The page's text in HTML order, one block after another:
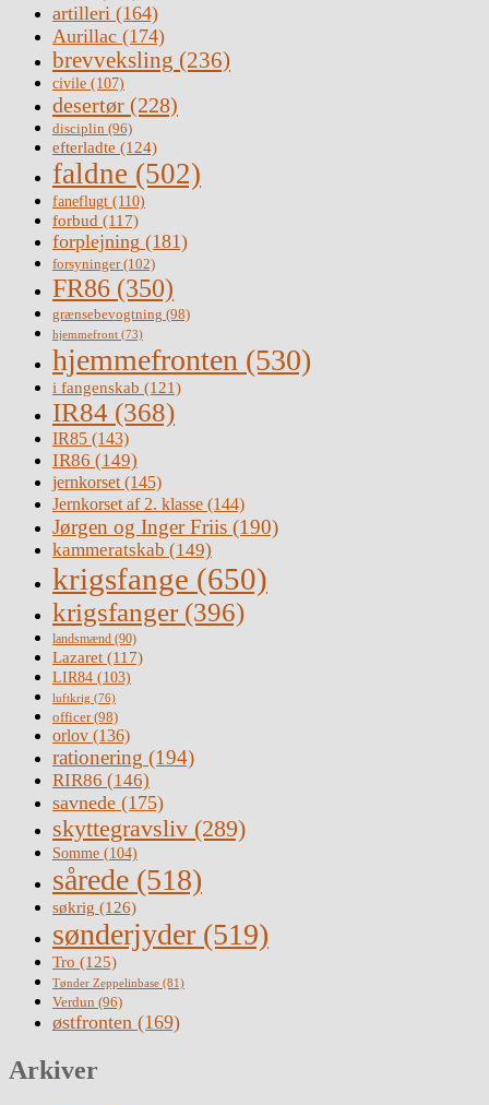
artilleri (164)
Aurillac (174)
brevveksling (236)
civile (107)
desertør (228)
disciplin (96)
efterladte (124)
faldne (502)
faneflugt (110)
forbud (117)
forplejning (181)
forsyninger(102)
FR86 (350)
grænsebevogtning (98)
hjemmefront (73)
hjemmefronten (530)
i fangenskab (121)
IR84 (368)
IR85 (143)
IR86 (149)
jernkorset(145)
Jernkorset af 2. klasse (144)
Jørgen og Inger Friis (190)
kammeratskab (149)
krigsfange (650)
krigsfanger (396)
landsmænd (90)
Lazaret (117)
LIR84 (103)
luftkrig (76)
officer(98)
orlov (136)
rationering (194)
RIR86 (146)
savnede (175)
skyttegravsliv (289)
Somme (104)
sårede (518)
søkrig (126)
sønderjyder (519)
Tro (125)
Tønder Zeppelinbase (81)
Verdun (96)
østfronten (169)
Arkiver